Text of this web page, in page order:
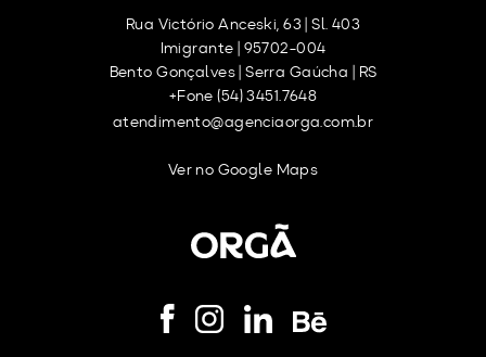
Rua Victório Anceski, 63 | Sl. 403
Imigrante | 95702-004
Bento Gonçalves | Serra Gaúcha | RS
+Fone (54) 3451.7648
atendimento@agenciaorga.com.br
Ver no Google Maps